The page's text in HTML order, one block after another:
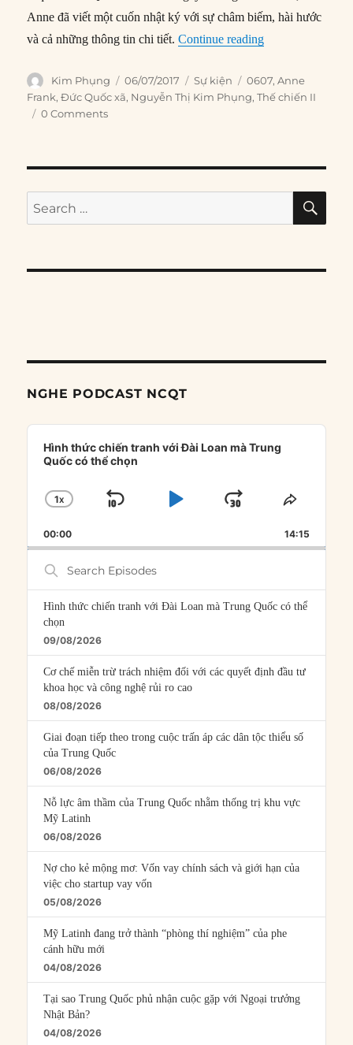
Anne đã viết một cuốn nhật ký với sự châm biếm, hài hước
và cả những thông tin chi tiết.Continue reading“06/07/1942:
Author
Kim Phụng
Posted
on
06/07/2017 Categories
Sự kiện Tags
0607,Anne
Frank,Đức Quốc xã, Nguyễn Thị Kim Phụng,Thế chiến II
0 Comments
Search
for:
NGHE PODCAST NCQT
Audio
Player
Hình thức chiến tranh với Đài Loan mà Trung
Quốc có thể chọn
CHANGE
RATE
1X
SKIP
PLAYJUMP
FORWARD
SHARE
00:00 14:15
Search
Episodes
Hình thức chiến tranh với Đài Loan mà Trung Quốc có thể
chọn
09/08/2026
Cơ chế miễn trừ trách nhiệm đối với các quyết định đầu tư
khoa học và công nghệ rủi ro cao
08/08/2026
Giai đoạn tiếp theo trong cuộc trấn áp các dân tộc thiểu số
của Trung Quốc
06/08/2026
Nỗ lực âm thầm của Trung Quốc nhằm thống trị khu vực
Mỹ Latinh
06/08/2026
Nợ cho kẻ mộng mơ: Vốn vay chính sách và giới hạn của
việc cho startup vay vốn
05/08/2026
Mỹ Latinh đang trở thành “phòng thí nghiệm” của phe
cánh hữu mới
04/08/2026
Tại sao Trung Quốc phủ nhận cuộc gặp với Ngoại trưởng
Nhật Bản?
04/08/2026